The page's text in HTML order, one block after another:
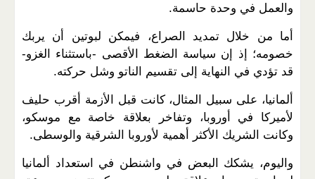
والعمل في وحدة حاسمة.
أما من خلال تمديد الصراع، فيمكن لبوتين أن يربك
خصومه؛ إذ إن سياسة الضغط الأقصى -باستثناء الغزو-
قد تؤدي في النهاية إلى تقسيم الناتو وشل حركته.
ألمانيا، على سبيل المثال، كانت قبل الأزمة أقرب حليف
لأميركا في أوروبا، وتفاخر بعلاقة خاصة مع موسكو،
وكانت الشريك الأكثر أهمية لأوروبا الشرقية والوسطى.
واليوم، يشكك البعض في واشنطن في استعداد ألمانيا